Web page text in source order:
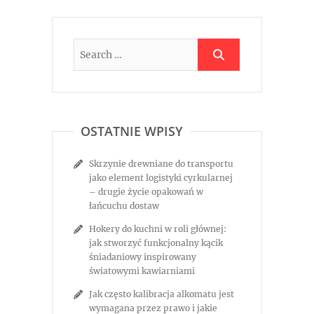
OSTATNIE WPISY
Skrzynie drewniane do transportu
jako element logistyki cyrkularnej
– drugie życie opakowań w
łańcuchu dostaw
Hokery do kuchni w roli głównej:
jak stworzyć funkcjonalny kącik
śniadaniowy inspirowany
światowymi kawiarniami
Jak często kalibracja alkomatu jest
wymagana przez prawo i jakie